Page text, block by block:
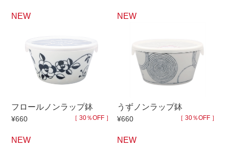
NEW
フロールノンラップ鉢
¥660 ［ 30％OFF ］
NEW
うずノンラップ鉢
¥660 ［ 30％OFF ］
NEW NEW